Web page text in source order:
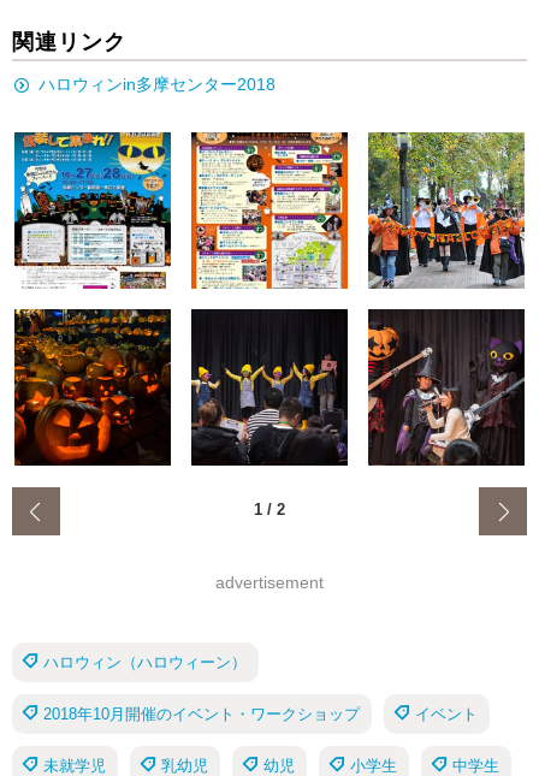
関連リンク
ハロウィンin多摩センター2018
1 / 2
advertisement
ハロウィン（ハロウィーン）
2018年10月開催のイベント・ワークショップ イベント
未就学児 乳幼児 幼児 小学生 中学生